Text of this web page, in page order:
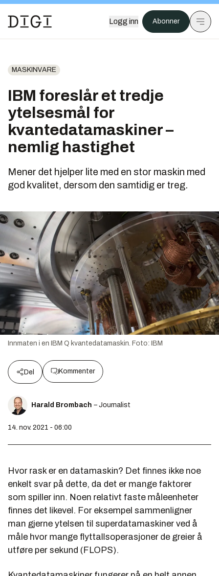
Logg inn Abonner
MASKINVARE
IBM foreslår et tredje
ytelsesmål for
kvantedatamaskiner –
nemlig hastighet
Mener det hjelper lite med en stor maskin med
god kvalitet, dersom den samtidig er treg.
Innmaten i en IBM Q kvantedatamaskin. Foto: IBM
Del Kommenter
Harald Brombach – Journalist
14. nov. 2021 - 06:00
Hvor rask er en datamaskin? Det finnes ikke noe
enkelt svar på dette, da det er mange faktorer
som spiller inn. Noen relativt faste måleenheter
finnes det likevel. For eksempel sammenligner
man gjerne ytelsen til superdatamaskiner ved å
måle hvor mange flyttallsoperasjoner de greier å
utføre per sekund (FLOPS).